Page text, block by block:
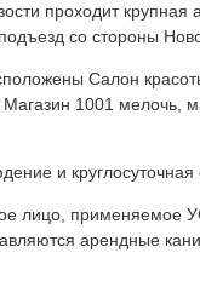
проходит
со стороны
Салон
1001 мелочь,
и
лицо, применяемое
арендные